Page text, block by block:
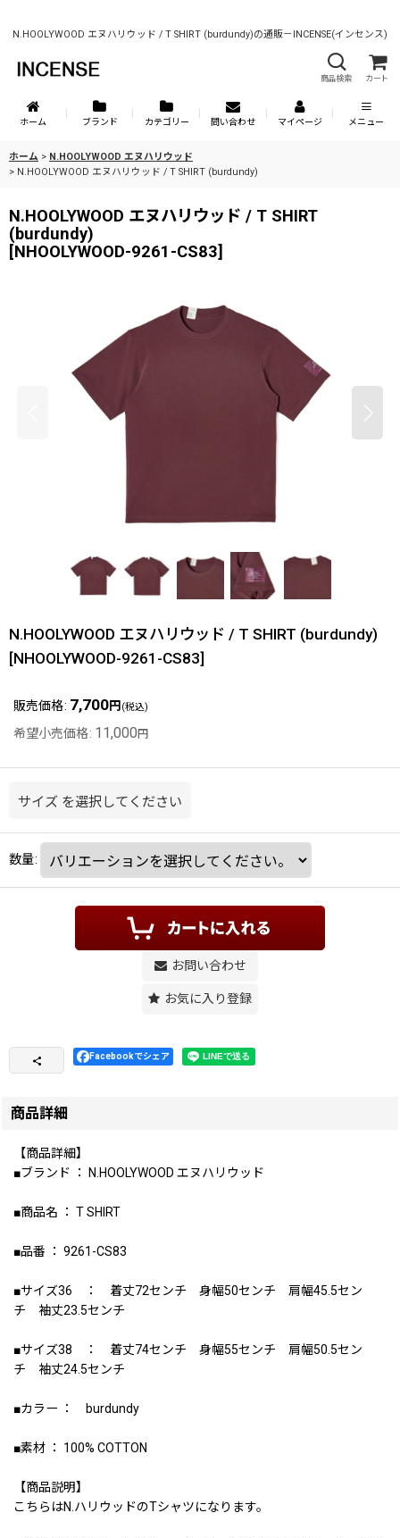
N.HOOLYWOOD エヌハリウッド / T SHIRT (burdundy)の通販－INCENSE(インセンス)
商品検索 カート
ホーム ブランド カテゴリー 問い合わせ マイページ メニュー
ホーム > N.HOOLYWOOD エヌハリウッド
> N.HOOLYWOOD エヌハリウッド / T SHIRT (burdundy)
N.HOOLYWOOD エヌハリウッド / T SHIRT
(burdundy)
[NHOOLYWOOD-9261-CS83]
N.HOOLYWOOD エヌハリウッド / T SHIRT (burdundy)
[NHOOLYWOOD-9261-CS83]
販売価格: 7,700円 (税込)
希望小売価格: 11,000 円
サイズ を選択してください
数量:
お問い合わせ
お気に入り登録
Facebookでシェア
商品詳細
【商品詳細】
■ブランド ： N.HOOLYWOOD エヌハリウッド
■商品名 ： T SHIRT
■品番 ： 9261-CS83
■サイズ36 ： 着丈72センチ 身幅50センチ 肩幅45.5セン
チ 袖丈23.5センチ
■サイズ38 ： 着丈74センチ 身幅55センチ 肩幅50.5セン
チ 袖丈24.5センチ
■カラー ： burdundy
■素材 ： 100% COTTON
【商品説明】
こちらはN.ハリウッドのTシャツになります。